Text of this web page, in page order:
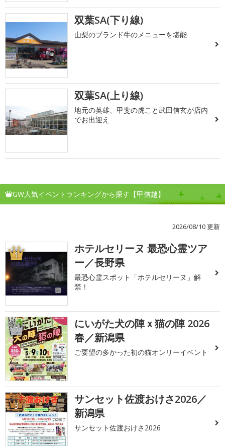
双葉SA(下り線)
山梨のブランド牛のメニューを堪能
双葉SA(上り線)
地元の英雄、甲斐の虎こと武田信玄が店内
でお出迎え
GW人気イベントランキングから探す【甲信越】
2026/08/10 更新
1
ホテルセリーヌ 最恐心霊ツア
ー／長野県
最恐心霊スポット「ホテルセリーヌ」解
禁！
2
にいがた犬の陣ｘ猫の陣 2026
春／新潟県
ご要望の多かった初の猫オンリーイベント
3
サンセット佐渡おけさ2026／
新潟県
サンセット佐渡おけさ2026